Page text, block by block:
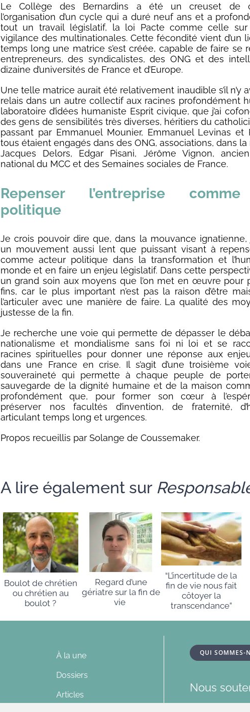
Le Collège des Bernardins a été un creuset de
l’organisation d’un cycle qui a duré neuf ans et a
tout un travail législatif, la loi Pacte comme celle
vigilance des multinationales. Cette fécondité vient d’un
temps long une matrice s’est créée, capable de faire se
entrepreneurs, des syndicalistes, des ONG et des
dizaine d’universités de France et d’Europe.
Une telle matrice aurait été relativement inaudible s’il n’y
relais dans un autre collectif aux racines profondément
laboratoire d’idées humaniste Esprit civique, que j’ai
des gens de sensibilités très diverses, héritiers du
passant par Emmanuel Mounier, Emmanuel Levinas
tous étaient engagés dans des ONG, associations, dans
Jacques Delors, Edgar Pisani, Jérôme Vignon,
national du MCC et des Semaines sociales de France.
Repenser l’entreprise
politique
Je crois pouvoir dire que, dans la mouvance ignatienne,
un mouvement aussi lent que puissant visant à
comme acteur politique dans la transformation et
monde et en faire un enjeu législatif. Dans cette
un grand soin aux moyens que l’on met en œuvre pour
fins, car le plus important n’est pas la raison d’être
l’articuler avec une manière de faire. La qualité des
justesse de la fin.
Je recherche une voie qui permette de dépasser le
nationalisme et mondialisme sans foi ni loi et se
racines spirituelles pour donner une réponse aux
dans une France en crise. Il s’agit d’une troisième
souveraineté qui permette à chaque peuple de
sauvegarde de la dignité humaine et de la maison
profondément que, pour former son cœur à
préserver nos facultés d’invention, de fraternité,
articulant temps long et urgences.
Propos recueillis par Solange de Coussemaker.
A lire également sur
Boulot de chrétien
ou chrétien au
boulot ?
Regard d’une
gériatre sur la fin de
vie
“L’incertitude de la
fin de vie nous fait
côtoyer la
transcendance”
À la une
Dossiers
Articles
QUI SOMMES-
Nous